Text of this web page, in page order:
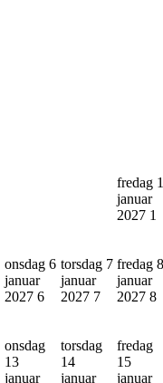
fredag 1
januar
2027 1
onsdag 6
januar
2027 6
torsdag 7
januar
2027 7
fredag 8
januar
2027 8
onsdag
13
januar
torsdag
14
januar
fredag
15
januar